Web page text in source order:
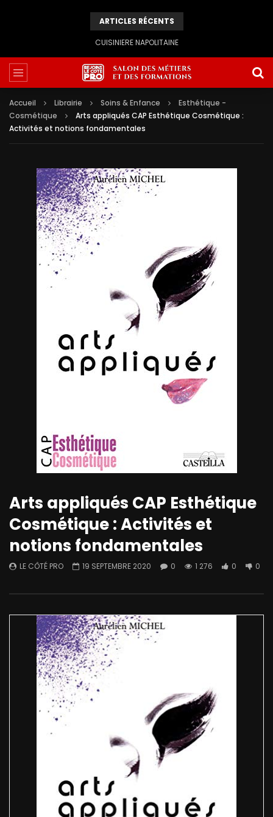
ARTICLES RÉCENTS
CUISINIERE NAPOLITAINE
Accueil Librairie Soins & Enfance
Esthétique -
Cosmétique
Arts appliqués CAP Esthétique Cosmétique :
Activités et notions fondamentales
Arts appliqués CAP Esthétique
Cosmétique : Activités et
notions fondamentales
LE CÔTÉ PRO 19 SEPTEMBRE 2020 0 1 276 0 0